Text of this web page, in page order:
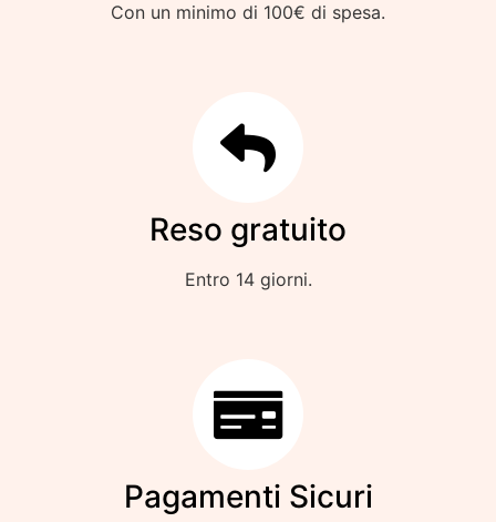
Con un minimo di 100€ di spesa.
Reso gratuito
Entro 14 giorni.
Pagamenti Sicuri